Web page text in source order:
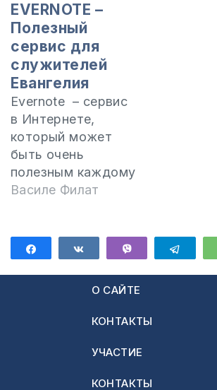
EVERNOTE –
Полезный
сервис для
служителей
Евангелия
Evernote – сервис
в Интернете,
который может
быть очень
полезным каждому
пастору,
Божьего или
молодежному
лидеру. Перед
сервис, хочу
свидетельство
Василе Филат
ПоделитьсяПоделиться
О САЙТЕ
КОНТАКТЫ
УЧАСТИЕ
КОНТАКТЫ